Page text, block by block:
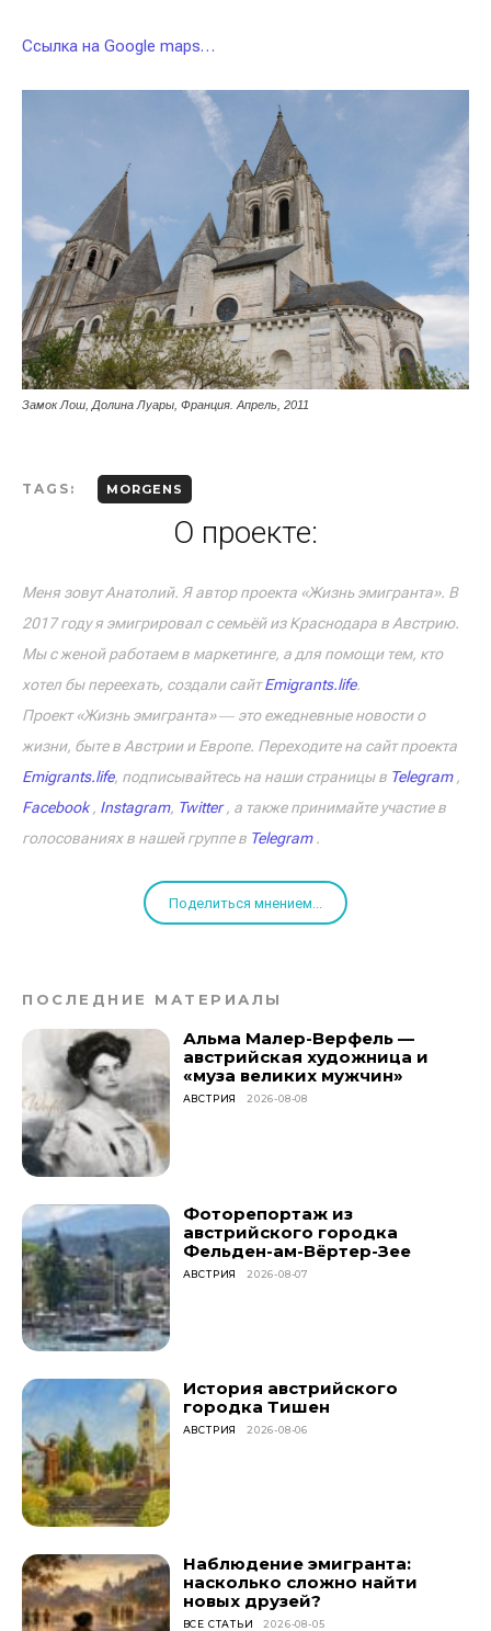
Ссылка на Google maps…
Замок Лош, Долина Луары, Франция. Апрель, 2011
TAGS: MORGENS
О проекте:
Меня зовут Анатолий. Я автор проекта «Жизнь эмигранта». В
2017 году я эмигрировал с семьёй из Краснодара в Австрию.
Мы с женой работаем в маркетинге, а для помощи тем, кто
хотел бы переехать, создали сайтEmigrants.life.
Проект «Жизнь эмигранта» ― это ежедневные новости о
жизни, быте в Австрии и Европе. Переходите на сайт проекта
Emigrants.life, подписывайтесь на наши страницы в Telegram,
Facebook, Instagram, Twitter, а также принимайте участие в
голосованиях в нашей группе в Telegram.
Поделиться мнением...
ПОСЛЕДНИЕ МАТЕРИАЛЫ
Альма Малер-Верфель —
австрийская художница и
«муза великих мужчин»
АВСТРИЯ 2026-08-08
Фоторепортаж из
австрийского городка
Фельден-ам-Вёртер-Зее
АВСТРИЯ 2026-08-07
История австрийского
городка Тишен
АВСТРИЯ 2026-08-06
Наблюдение эмигранта:
насколько сложно найти
новых друзей?
ВСЕ СТАТЬИ 2026-08-05